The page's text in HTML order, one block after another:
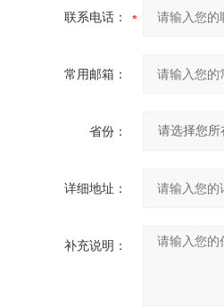
联系电话：
常用邮箱：
省份：
详细地址：
补充说明：